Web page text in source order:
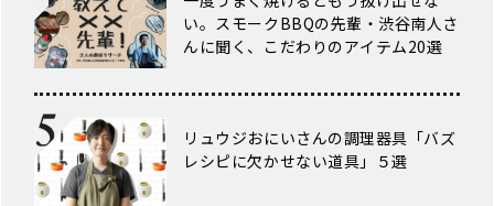
い。スモークBBQの先輩・渋谷南人さ
んに聞く、こだわりのアイテム20選
リュウジおにいさんの調理器具「バズ
レシピに欠かせない道具」５選